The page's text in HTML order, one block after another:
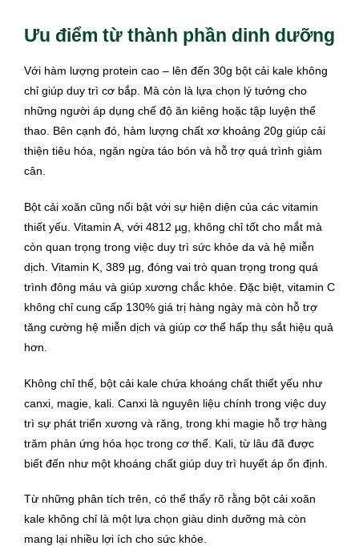
Ưu điểm từ thành phần dinh dưỡng
Với hàm lượng protein cao – lên đến 30g bột cải kale không
chỉ giúp duy trì cơ bắp. Mà còn là lựa chọn lý tưởng cho
những người áp dụng chế độ ăn kiêng hoặc tập luyện thể
thao. Bên cạnh đó, hàm lượng chất xơ khoảng 20g giúp cải
thiện tiêu hóa, ngăn ngừa táo bón và hỗ trợ quá trình giảm
cân.
Bột cải xoăn cũng nổi bật với sự hiện diện của các vitamin
thiết yếu. Vitamin A, với 4812 µg, không chỉ tốt cho mắt mà
còn quan trọng trong việc duy trì sức khỏe da và hệ miễn
dịch. Vitamin K, 389 µg, đóng vai trò quan trọng trong quá
trình đông máu và giúp xương chắc khỏe. Đặc biệt, vitamin C
không chỉ cung cấp 130% giá trị hàng ngày mà còn hỗ trợ
tăng cường hệ miễn dịch và giúp cơ thể hấp thụ sắt hiệu quả
hơn.
Không chỉ thế, bột cải kale chứa khoáng chất thiết yếu như
canxi, magie, kali. Canxi là nguyên liệu chính trong việc duy
trì sự phát triển xương và răng, trong khi magie hỗ trợ hàng
trăm phản ứng hóa học trong cơ thể. Kali, từ lâu đã được
biết đến như một khoáng chất giúp duy trì huyết áp ổn định.
Từ những phân tích trên, có thể thấy rõ rằng bột cải xoăn
kale không chỉ là một lựa chọn giàu dinh dưỡng mà còn
mang lại nhiều lợi ích cho sức khỏe.